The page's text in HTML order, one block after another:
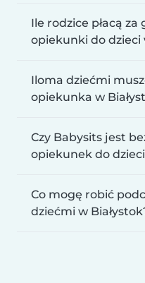
Ile rodzice płacą
opiekunki do dzieci
Iloma dziećmi
opiekunka w
Czy Babysits jest
opiekunek do
Co mogę robić
dziećmi w